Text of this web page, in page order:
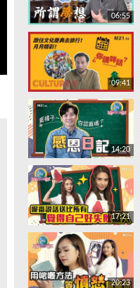
06:55
09:41
14:20
17:21
20:23